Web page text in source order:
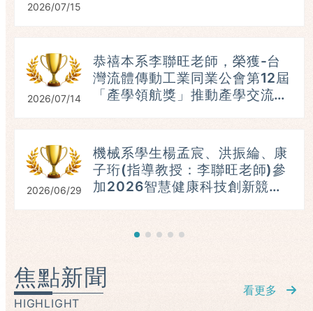
2026/07/15
2026/07/14
恭禧本系李聯旺老師，榮獲-台
灣流體傳動工業同業公會第12屆
「產學領航獎」推動產學交流與
2026/06/29
機械系學生楊孟宸、洪振綸、康
子珩(指導教授：李聯旺老師)參
加2026智慧健康科技創新競
焦點新聞
HIGHLIGHT
看更多